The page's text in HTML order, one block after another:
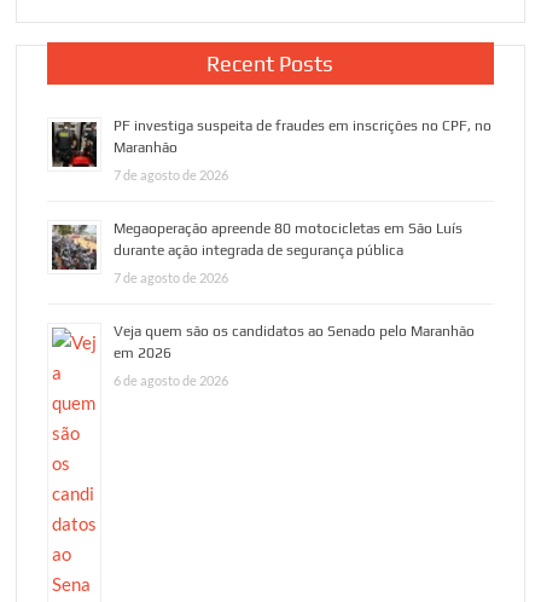
Recent Posts
PF investiga suspeita de fraudes em inscrições no CPF, no
Maranhão
7 de agosto de 2026
Megaoperação apreende 80 motocicletas em São Luís
durante ação integrada de segurança pública
7 de agosto de 2026
Veja quem são os candidatos ao Senado pelo Maranhão
em 2026
6 de agosto de 2026